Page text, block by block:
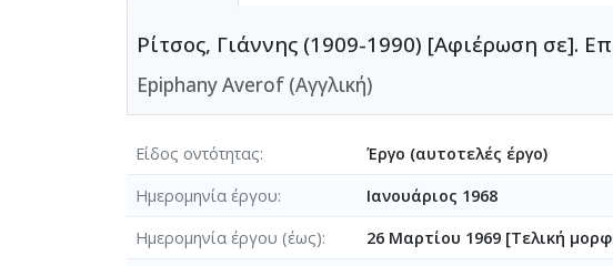
Ρίτσος, Γιάννης (1909-1990) [Αφιέρωση σε].
Epiphany Averof (Αγγλική)
Είδος οντότητας
Έργο (αυτοτελές έργο)
Ημερομηνία έργου
Ιανουάριος 1968
Ημερομηνία έργου (έως)
26 Μαρτίου 1969 [Τελική